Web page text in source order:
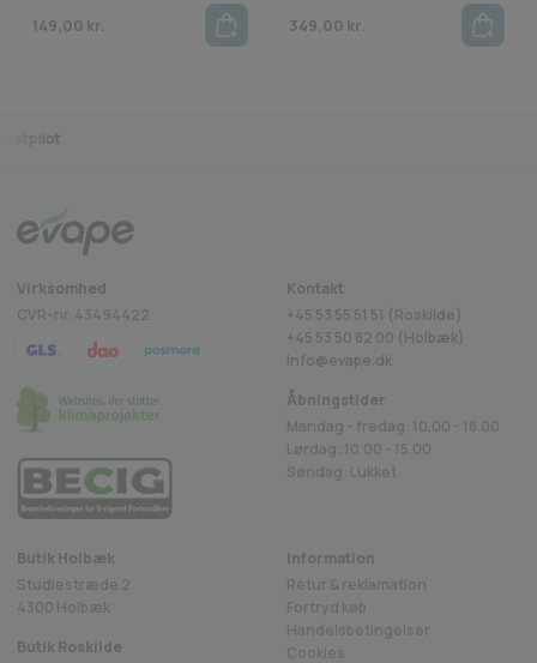
149,00 kr. 349,00 kr.
Virksomhed
CVR-nr. 43494422
Kontakt
+45 53 55 51 51 (Roskilde)
+45 53 50 82 00 (Holbæk)
info@evape.dk
Åbningstider
Mandag - fredag: 10.00 - 18.00
Lørdag: 10.00 - 15.00
Søndag: Lukket
Butik Holbæk
Studiestræde 2
4300 Holbæk
Butik Roskilde
Information
Retur & reklamation
Fortryd køb
Handelsbetingelser
Cookies